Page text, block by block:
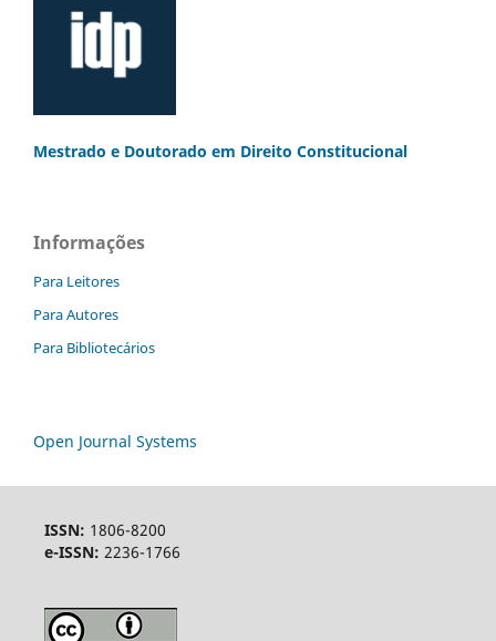
Mestrado e Doutorado em Direito Constitucional
Informações
Para Leitores
Para Autores
Para Bibliotecários
Open Journal Systems
ISSN: 1806-8200
e-ISSN: 2236-1766